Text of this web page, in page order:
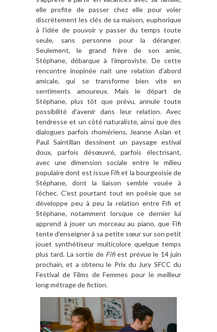
elle profite de passer chez elle pour voler
discrètement les clés de sa maison, euphorique
à l’idée de pouvoir y passer du temps toute
seule, sans personne pour la déranger.
Seulement, le grand frère de son amie,
Stéphane, débarque à l’improviste. De cette
rencontre inopinée nait une relation d’abord
amicale, qui se transforme bien vite en
sentiments amoureux. Mais le départ de
Stéphane, plus tôt que prévu, annule toute
possibilité d’avenir dans leur relation. Avec
tendresse et un côté naturaliste, ainsi que des
dialogues parfois rhomériens, Jeanne Aslan et
Paul Saintillan dessinent un paysage estival
doux, parfois désœuvré, parfois électrisant,
avec une dimension sociale entre le milieu
populaire dont est issue Fifi et la bourgeoisie de
Stéphane, dont la liaison semble vouée à
l’échec. C’est pourtant tout en poésie que se
développe peu à peu la relation entre Fifi et
Stéphane, notamment lorsque ce dernier lui
apprend à jouer un morceau au piano, que Fifi
tente d’enseigner à sa petite sœur sur son petit
jouet synthétiseur multicolore quelque temps
plus tard. La sortie de Fifiest prévue le 14 juin
prochain, et a obtenu le Prix du Jury SFCC du
Festival de Films de Femmes pour le meilleur
long métrage de fiction.